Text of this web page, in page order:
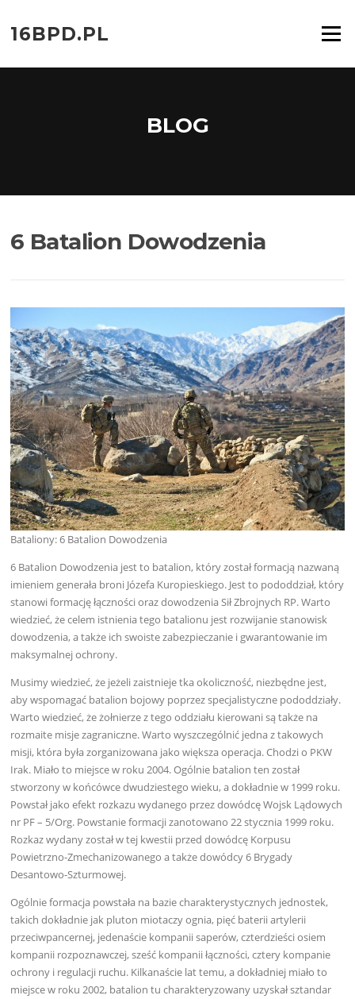
do
treści16BPD.PL Menu
BLOG
6 Batalion Dowodzenia
Bataliony: 6 Batalion Dowodzenia
6 Batalion Dowodzenia jest to batalion, który został formacją nazwaną
imieniem generała broni Józefa Kuropieskiego. Jest to pododdział, który
stanowi formację łączności oraz dowodzenia Sił Zbrojnych RP. Warto
wiedzieć, że celem istnienia tego batalionu jest rozwijanie stanowisk
dowodzenia, a także ich swoiste zabezpieczanie i gwarantowanie im
maksymalnej ochrony.
Musimy wiedzieć, że jeżeli zaistnieje tka okoliczność, niezbędne jest,
aby wspomagać batalion bojowy poprzez specjalistyczne pododdziały.
Warto wiedzieć, że żołnierze z tego oddziału kierowani są także na
rozmaite misje zagraniczne. Warto wyszczególnić jedna z takowych
misji, która była zorganizowana jako większa operacja. Chodzi o PKW
Irak. Miało to miejsce w roku 2004. Ogólnie batalion ten został
stworzony w końcówce dwudziestego wieku, a dokładnie w 1999 roku.
Powstał jako efekt rozkazu wydanego przez dowódcę Wojsk Lądowych
nr PF – 5/Org. Powstanie formacji zanotowano 22 stycznia 1999 roku.
Rozkaz wydany został w tej kwestii przed dowódcę Korpusu
Powietrzno-Zmechanizowanego a także dowódcy 6 Brygady
Desantowo-Szturmowej.
Ogólnie formacja powstała na bazie charakterystycznych jednostek,
takich dokładnie jak pluton miotaczy ognia, pięć baterii artylerii
przeciwpancernej, jedenaście kompanii saperów, czterdzieści osiem
kompanii rozpoznawczej, sześć kompanii łączności, cztery kompanie
ochrony i regulacji ruchu. Kilkanaście lat temu, a dokładniej miało to
miejsce w roku 2002, batalion tu charakteryzowany uzyskał sztandar